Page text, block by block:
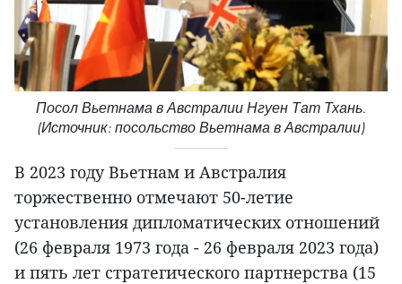
Посол Вьетнама в Австралии Нгуен Тат Тхань.
(Источник: посольство Вьетнама в Австралии)
В 2023 году Вьетнам и Австралия
торжественно отмечают 50-летие
установления дипломатических отношений
(26 февраля 1973 года - 26 февраля 2023 года)
и пять лет стратегического партнерства (15